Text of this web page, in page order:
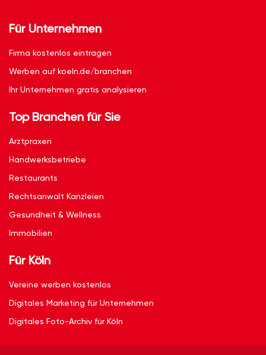
Für Unternehmen
Firma kostenlos eintragen
Werben auf koeln.de/branchen
Ihr Unternehmen gratis analysieren
Top Branchen für Sie
Arztpraxen
Handwerksbetriebe
Restaurants
Rechtsanwalt Kanzleien
Gesundheit & Wellness
Immobilien
Für Köln
Vereine werben kostenlos
Digitales Marketing für Unternehmen
Digitales Foto-Archiv für Köln